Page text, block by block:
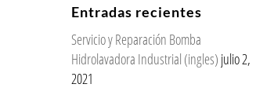
Entradas recientes
Servicio y Reparación Bomba
Hidrolavadora Industrial (ingles) julio 2,
2021